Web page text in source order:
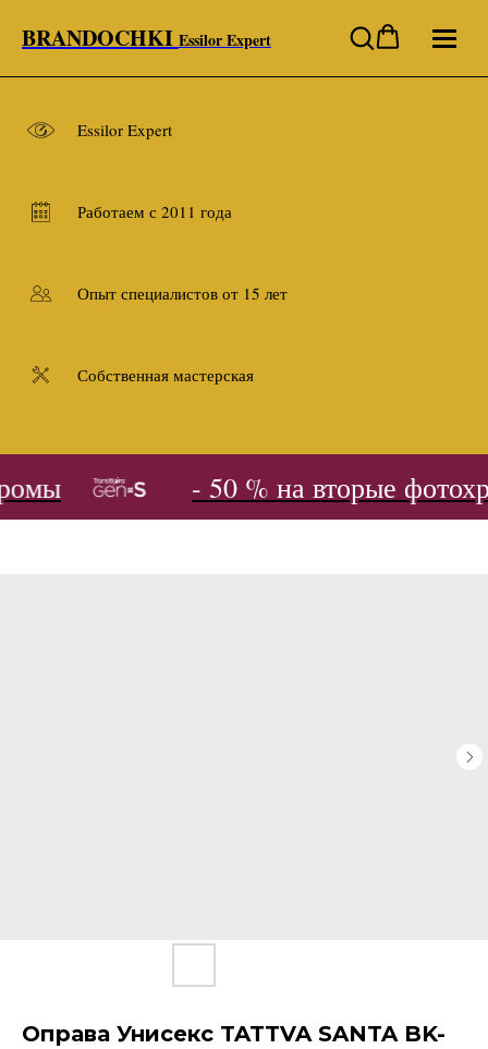
BRANDOCHKI Essilor Expert
Essilor Expert
Работаем с 2011 года
Опыт специалистов от 15 лет
Собственная мастерская
- 50 % на вторые
Оправа Унисекс TATTVA SANTA BK-